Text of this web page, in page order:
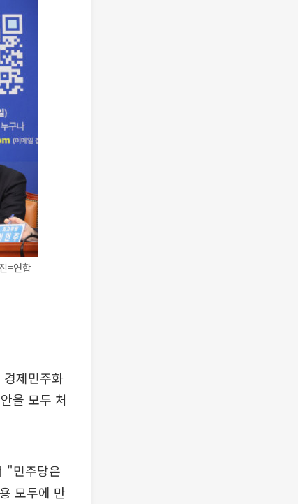
=연합
제민주화
을 모두 처
"민주당은
모두에 만